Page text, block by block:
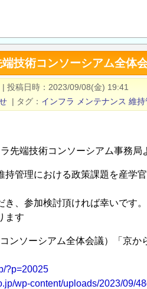
技術コンソーシアム全体
| 投稿日時
2023/09/08(金) 19:41
| タグ インフラ メンテナンス 維持
先端技術コンソーシアム事務局
管理における政策課題を産学
、参加検討頂ければ幸いです。
ます
ンソーシアム全体会議）「京
?p=20025
wp-content/uploads/2023/09/